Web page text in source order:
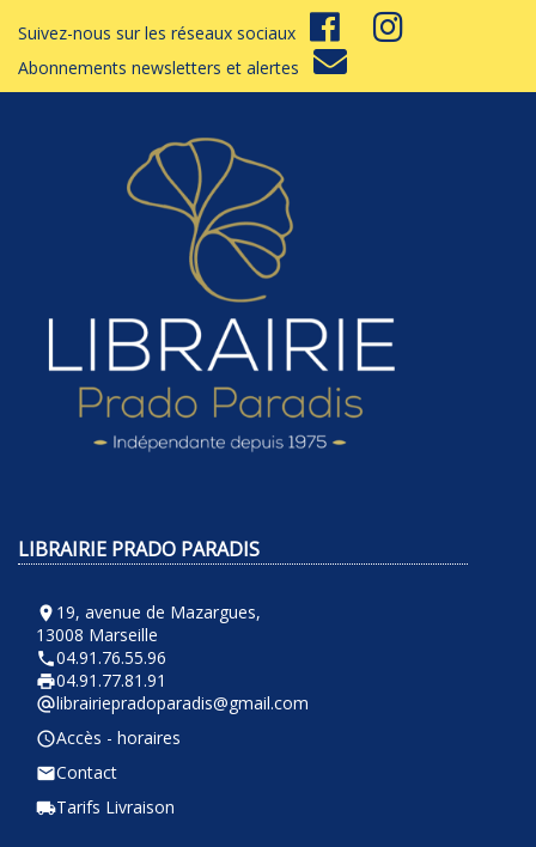
Suivez-nous sur les réseaux sociaux
Abonnements newsletters et alertes
LIBRAIRIE PRADO PARADIS
room 19, avenue de Mazargues,
13008 Marseille
phone04.91.76.55.96
local_printshop04.91.77.81.91
alternate_emaillibrairiepradoparadis@gmail.com
query_builderAccès - horaires
emailContact
local_shippingTarifs Livraison